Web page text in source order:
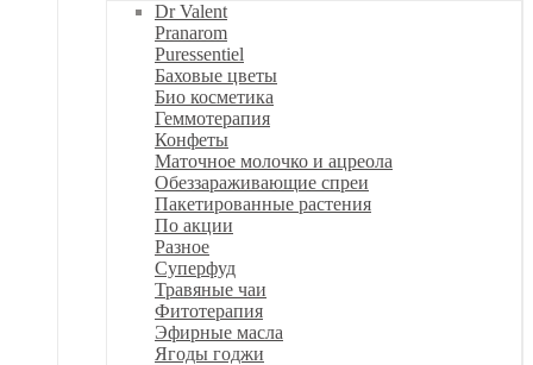
Dr Valent
Pranarom
Puressentiel
Баховые цветы
Био косметика
Геммотерапия
Конфеты
Маточное молочко и ацреола
Обеззараживающие спреи
Пакетированные растения
По акции
Разное
Суперфуд
Травяные чаи
Фитотерапия
Эфирные масла
Ягоды годжи